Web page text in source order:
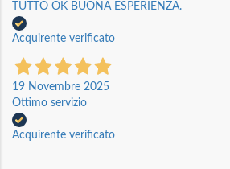
TUTTO OK BUONA ESPERIENZA.
Acquirente verificato
19 Novembre 2025
Ottimo servizio
Acquirente verificato